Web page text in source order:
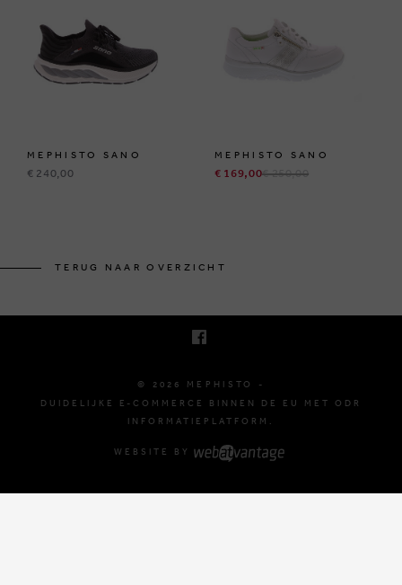
MEPHISTO SANO
€ 240,00
MEPHISTO SANO
€ 169,00€ 250,00
TERUG NAAR OVERZICHT
© 2026 MEPHISTO -
DUIDELIJKE E-COMMERCE BINNEN DE EU MET ODR
INFORMATIEPLATFORM.
WEBSITE BY